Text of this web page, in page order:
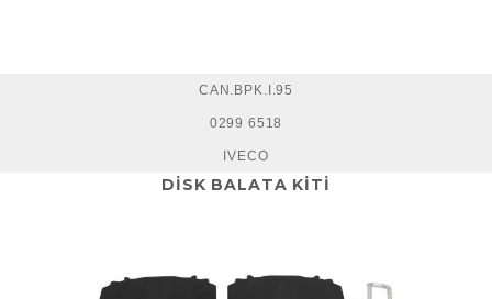
CAN.BPK.I.95
0299 6518
IVECO
DİSK BALATA KİTİ